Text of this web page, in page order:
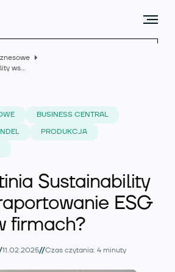
Jak Continia Sustainability wspiera raportowanie ESG w firmach?
BUSINESS CENTRAL
PRODUKCJA
Sustainability
ESG
firmach?
11.02.2025//Czas czytania: 4 minuty